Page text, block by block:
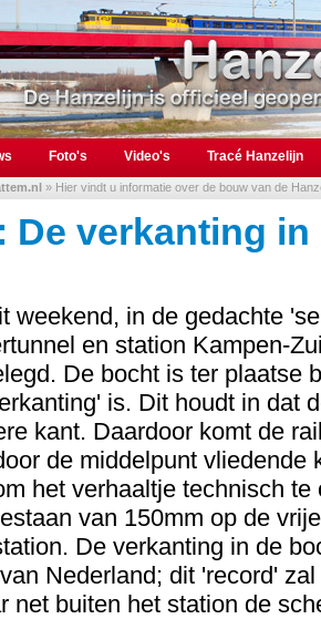
Foto's Video's Tracé Hanzelijn
» Hier vindt u informatie over de bouw van de
De verkanting
weekend, in de gedachte
en station Kampen-
De bocht is ter plaatse
is. Dit houdt in dat
kant. Daardoor komt de
de middelpunt vliedende
het verhaaltje technisch
van 150mm op de
De verkanting in de
Nederland; dit 'record'
net buiten het station de